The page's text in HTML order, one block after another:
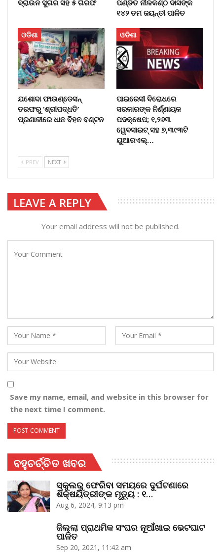
ବ୍ରାଉନ ସୁଗର ସହ ୫ ଗିରଫ
ପଣ୍ଡିତ ନୀଳକଣ୍ଠ ଦାସଙ୍କ
୧୪୨ ତମ ଜୟନ୍ତୀ ପାଳିତ
ଓଡିଶା
ଯଶୋଦା ଫାଉଣ୍ଡେସନ୍
ତରଫରୁ ‘ଶ୍ରୀପଦ୍ଧତି’
ପ୍ରଣାଳୀରେ ଧାନ ବିହନ ବଣ୍ଟନ
ଓଡିଶା
ପାଇରେସୀ ବିରୋଧରେ
ସରକାରଙ୍କ ନିର୍ଣ୍ଣାୟକ
ପଦକ୍ଷେପ; ୧,୨୬୩
ୱେବସାଇଟ୍ ସହ ୭,୩୯୩ଟି
ୟୁଆରଏଲ୍…
PREV NEXT
LEAVE A REPLY
Your email address will not be published.
Save my name, email, and website in this browser for
the next time I comment.
ବହୁଚର୍ଚ୍ଚିତ ଖବର
ସ୍କୁଲରୁ ଫେରିବା ସମୟରେ ଦୁର୍ଘଟଣାରେ
ଶିକ୍ଷୟିତ୍ରୀଙ୍କ ମୃତ୍ୟୁ : ୧…
Aug 6, 2024, 9:13 pm
ଜିଲ୍ଲା ପ୍ରାଥମିକ ସଂଘର ନୂଆଁଖାଇ ଭେଟଘାଟ
ପାଳିତ
Sep 20, 2021, 11:42 am